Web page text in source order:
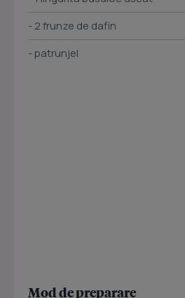
- 2 frunze de dafin
- patrunjel
Mod de preparare